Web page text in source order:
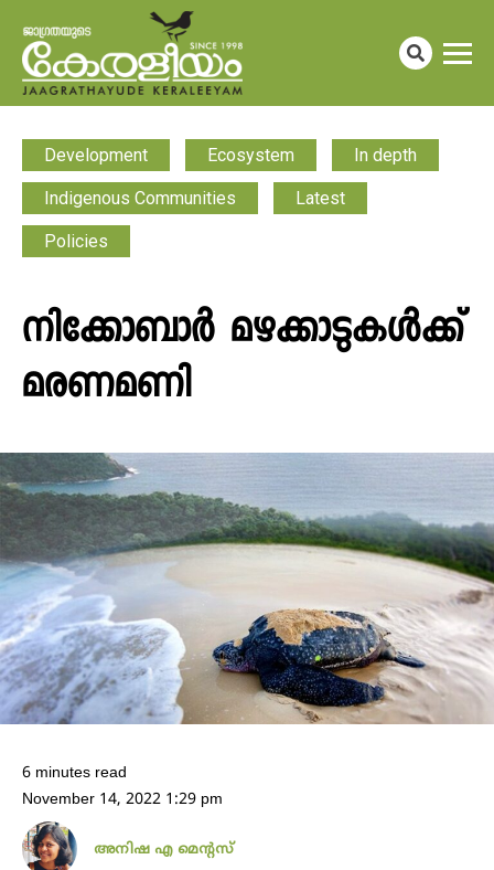
Development Ecosystem In depth
Indigenous Communities Latest
Policies
നിക്കോബാർ മഴക്കാടുകൾക്ക്
മരണമണി
6 minutes read
November 14, 2022 1:29 pm
അനിഷ എ മെന്റസ്